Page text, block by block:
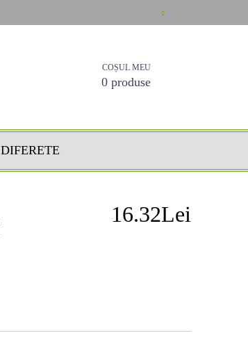
COȘUL MEU
0 produse
DIFERETE
16.32Lei